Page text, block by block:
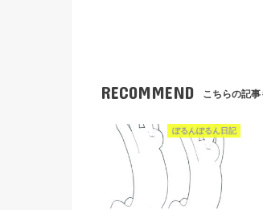
RECOMMEND こちらの記事
ぽるんぽるん日記